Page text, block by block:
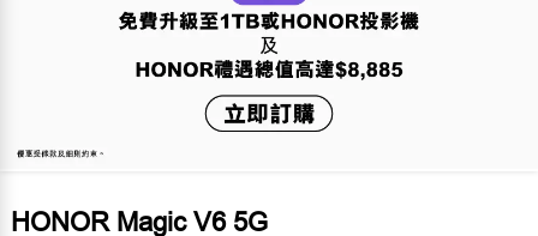
HONOR Magic V6 5G